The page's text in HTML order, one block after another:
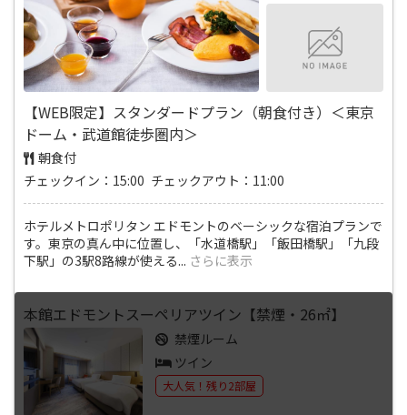
【WEB限定】スタンダードプラン（朝食付き）＜東京
ドーム・武道館徒歩圏内＞
朝食付
チェックイン：15:00 チェックアウト：11:00
ホテルメトロポリタン エドモントのベーシックな宿泊プランで
す。東京の真ん中に位置し、「水道橋駅」「飯田橋駅」「九段
下駅」の3駅8路線が使える... さらに表示
本館エドモントスーペリアツイン【禁煙・26㎡】
禁煙ルーム
ツイン
大人気！残り2部屋